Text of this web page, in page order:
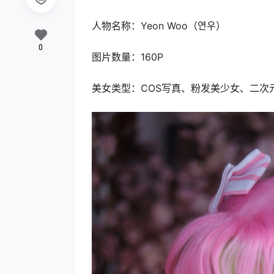
人物名称：Yeon Woo（연우）
图片数量：160P
美女类型：COS写真、粉发美少女、二次
0